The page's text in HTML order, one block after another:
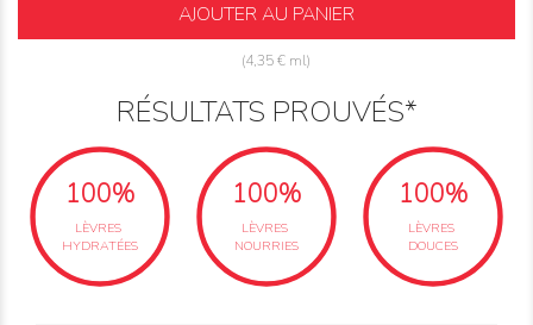
AJOUTER AU PANIER
(4,35 € ml)
RÉSULTATS PROUVÉS*
100%
LÈVRES
HYDRATÉES
100%
LÈVRES
NOURRIES
100%
LÈVRES
DOUCES